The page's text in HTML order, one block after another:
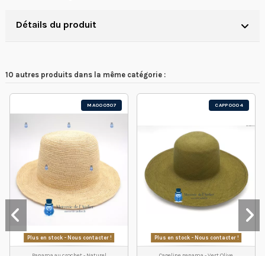
Détails du produit
10 autres produits dans la même catégorie :
MA000507
Plus en stock - Nous contacter !
CAPP0004
Plus en stock - Nous contacter !